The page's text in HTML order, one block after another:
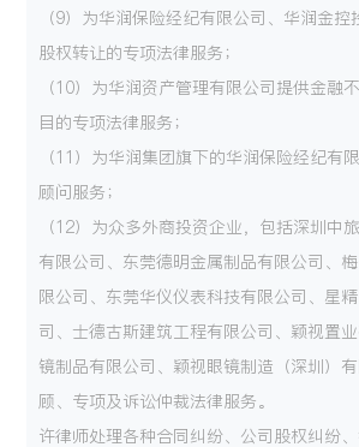
（9）为华润保险经纪有限公司、华润金
股权转让的专项法律服务；
（10）为华润资产管理有限公司提供金融
目的专项法律服务；
（11）为华润集团旗下的华润保险经纪有
顾问服务；
（12）为众多外商投资企业，包括深圳中
有限公司、东莞德明金属制品有限公司、
限公司、东莞华仪仪表科技有限公司、星
司、士德古斯建筑工程有限公司、颖视置
镜制品有限公司、颖视眼镜制造（深圳）
顾、专项及诉讼仲裁法律服务。
许律师处理各种合同纠纷、公司股权纠纷